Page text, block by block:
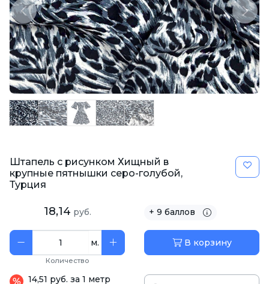
Previous Next
Штапель с рисунком Хищный в
крупные пятнышки серо-голубой,
Турция
18,14 руб. + 9 баллов
м.
Количество
В корзину
14,51 руб. за 1 метр